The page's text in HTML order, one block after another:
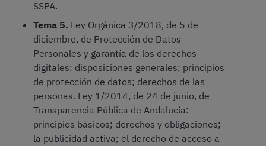
SSPA.
Tema 5. Ley Orgánica 3/2018, de 5 de
diciembre, de Protección de Datos
Personales y garantía de los derechos
digitales: disposiciones generales; principios
de protección de datos; derechos de las
personas. Ley 1/2014, de 24 de junio, de
Transparencia Pública de Andalucía:
principios básicos; derechos y obligaciones;
la publicidad activa; el derecho de acceso a